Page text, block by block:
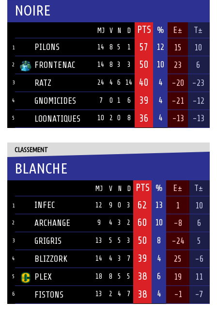
NOIRE
MJ V N D PTS % E± T±
1 PILONS 14 8 5 1 57 12 15 10
2 FRONTENAC 14 8 3 3 50 10 23 6
3 RATZ 24 4 6 14 40 4 -20 -23
4 GNOMICIDES 7 0 1 6 39 4 -21 -12
5 LOONATIQUES 10 2 0 8 36 4 -13 -13
CLASSEMENT
BLANCHE
MJ V N D PTS % E± T±
1 INFEC 12 9 0 3 62 13 1 10
2 ARCHANGE 9 4 3 2 60 10 -8 6
3 GRIGRIS 13 5 5 3 50 8 -24 5
4 BLIZZORK 14 4 3 7 39 4 25 -6
5 PLEX 18 8 5 5 38 6 19 11
6 FISTONS 13 2 4 7 38 4 -1 -7